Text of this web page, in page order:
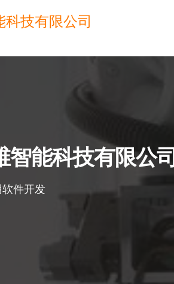
技有限公司
智能科技有限公司
件开发